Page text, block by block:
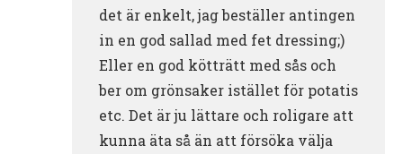
det är enkelt, jag beställer antingen
in en god sallad med fet dressing;)
Eller en god kötträtt med sås och
ber om grönsaker istället för potatis
etc. Det är ju lättare och roligare att
kunna äta så än att försöka välja